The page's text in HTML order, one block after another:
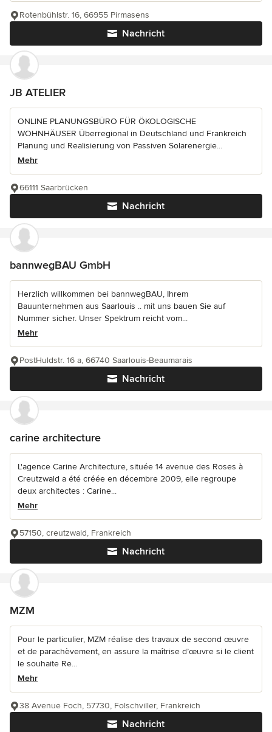
Nachricht
Rotenbühlstr. 16, 66955 Pirmasens
JB ATELIER
ONLINE PLANUNGSBÜRO FÜR ÖKOLOGISCHE
WOHNHÄUSER Überregional in Deutschland und Frankreich
Planung und Realisierung von Passiven Solarenergie...
Mehr
Nachricht
66111 Saarbrücken
bannwegBAU GmbH
Herzlich willkommen bei bannwegBAU, Ihrem
Bauunternehmen aus Saarlouis .. mit uns bauen Sie auf
Nummer sicher. Unser Spektrum reicht vom...
Mehr
Nachricht
PostHuldstr. 16 a, 66740 Saarlouis-Beaumarais
carine architecture
L'agence Carine Architecture, située 14 avenue des Roses à
Creutzwald a été créée en décembre 2009, elle regroupe
deux architectes : Carine...
Mehr
Nachricht
57150, creutzwald, Frankreich
MZM
Pour le particulier, MZM réalise des travaux de second œuvre
et de parachèvement, en assure la maîtrise d’œuvre si le client
le souhaite Re...
Mehr
Nachricht
38 Avenue Foch, 57730, Folschviller, Frankreich